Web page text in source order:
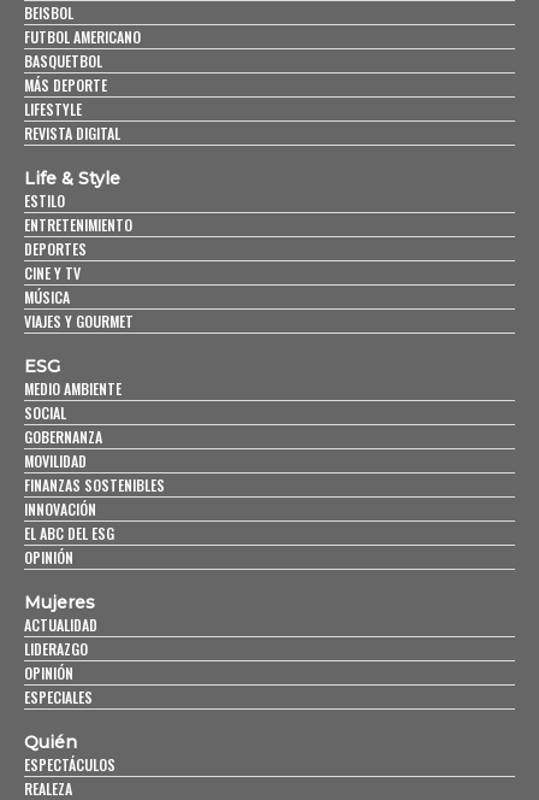
BEISBOL
FUTBOL AMERICANO
BASQUETBOL
MÁS DEPORTE
LIFESTYLE
REVISTA DIGITAL
Life & Style
ESTILO
ENTRETENIMIENTO
DEPORTES
CINE Y TV
MÚSICA
VIAJES Y GOURMET
ESG
MEDIO AMBIENTE
SOCIAL
GOBERNANZA
MOVILIDAD
FINANZAS SOSTENIBLES
INNOVACIÓN
EL ABC DEL ESG
OPINIÓN
Mujeres
ACTUALIDAD
LIDERAZGO
OPINIÓN
ESPECIALES
Quién
ESPECTÁCULOS
REALEZA